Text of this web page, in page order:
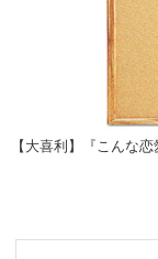
【大喜利】『こんな